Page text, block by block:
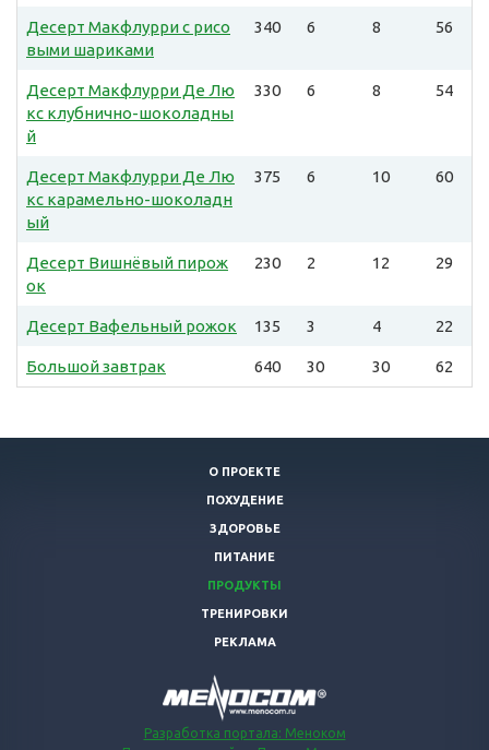
Десерт Макфлурри с рисо
выми шариками
340 6 8 56
Десерт Макфлурри Де Лю
кс клубнично-шоколадны
й
330 6 8 54
Десерт Макфлурри Де Лю
кс карамельно-шоколадн
ый
375 6 10 60
Десерт Вишнёвый пирож
ок
230 2 12 29
Десерт Вафельный рожок 135 3 4 22
Большой завтрак 640 30 30 62
О ПРОЕКТЕ
ПОХУДЕНИЕ
ЗДОРОВЬЕ
ПИТАНИЕ
ПРОДУКТЫ
ТРЕНИРОВКИ
РЕКЛАМА
Разработка портала: Меноком